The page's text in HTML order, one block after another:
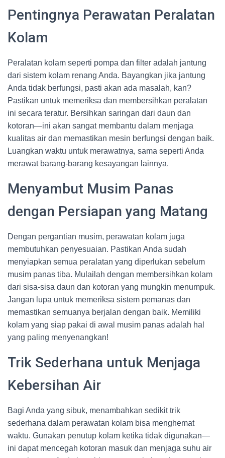
Pentingnya Perawatan Peralatan
Kolam
Peralatan kolam seperti pompa dan filter adalah jantung
dari sistem kolam renang Anda. Bayangkan jika jantung
Anda tidak berfungsi, pasti akan ada masalah, kan?
Pastikan untuk memeriksa dan membersihkan peralatan
ini secara teratur. Bersihkan saringan dari daun dan
kotoran—ini akan sangat membantu dalam menjaga
kualitas air dan memastikan mesin berfungsi dengan baik.
Luangkan waktu untuk merawatnya, sama seperti Anda
merawat barang-barang kesayangan lainnya.
Menyambut Musim Panas
dengan Persiapan yang Matang
Dengan pergantian musim, perawatan kolam juga
membutuhkan penyesuaian. Pastikan Anda sudah
menyiapkan semua peralatan yang diperlukan sebelum
musim panas tiba. Mulailah dengan membersihkan kolam
dari sisa-sisa daun dan kotoran yang mungkin menumpuk.
Jangan lupa untuk memeriksa sistem pemanas dan
memastikan semuanya berjalan dengan baik. Memiliki
kolam yang siap pakai di awal musim panas adalah hal
yang paling menyenangkan!
Trik Sederhana untuk Menjaga
Kebersihan Air
Bagi Anda yang sibuk, menambahkan sedikit trik
sederhana dalam perawatan kolam bisa menghemat
waktu. Gunakan penutup kolam ketika tidak digunakan—
ini dapat mencegah kotoran masuk dan menjaga suhu air